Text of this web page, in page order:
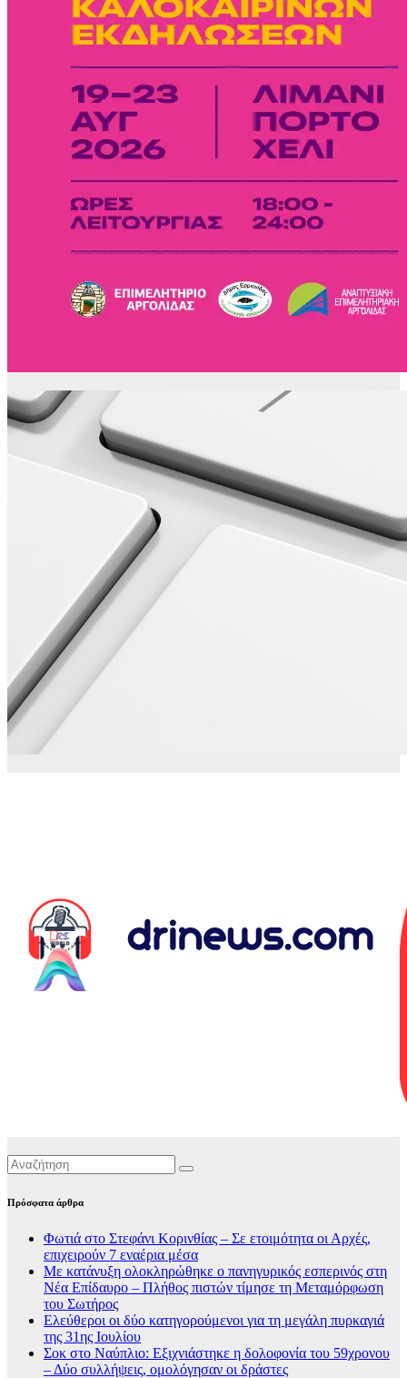
Πρόσφατα άρθρα
Φωτιά στο Στεφάνι Κορινθίας – Σε ετοιμότητα οι Αρχές,
επιχειρούν 7 εναέρια μέσα
Με κατάνυξη ολοκληρώθηκε ο πανηγυρικός εσπερινός στη
Νέα Επίδαυρο – Πλήθος πιστών τίμησε τη Μεταμόρφωση
του Σωτήρος
Ελεύθεροι οι δύο κατηγορούμενοι για τη μεγάλη πυρκαγιά
της 31ης Ιουλίου
Σοκ στο Ναύπλιο: Εξιχνιάστηκε η δολοφονία του 59χρονου
– Δύο συλλήψεις, ομολόγησαν οι δράστες